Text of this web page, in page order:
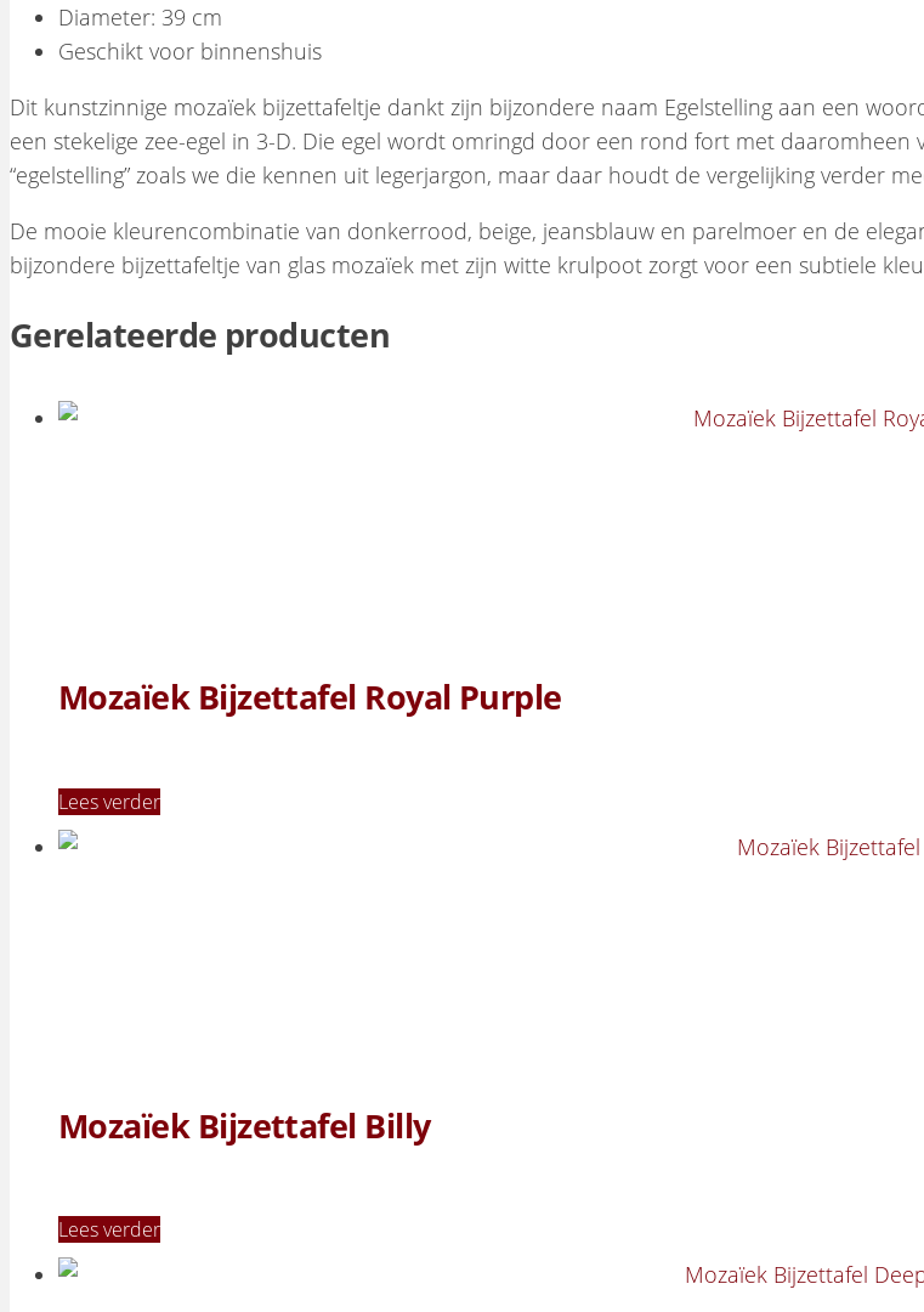
Diameter: 39 cm
Geschikt voor binnenshuis
Dit kunstzinnige mozaïek bijzettafeltje dankt zijn bijzondere naam Egelstelling aan een
een stekelige zee-egel in 3-D. Die egel wordt omringd door een rond fort met
“egelstelling” zoals we die kennen uit legerjargon, maar daar houdt de vergelijking verder
De mooie kleurencombinatie van donkerrood, beige, jeansblauw en parelmoer en de
bijzondere bijzettafeltje van glas mozaïek met zijn witte krulpoot zorgt voor een subtiele
Gerelateerde producten
Mozaïek Bijzettafel Royal Purple
Lees verder
Mozaïek Bijzettafel Billy
Lees verder